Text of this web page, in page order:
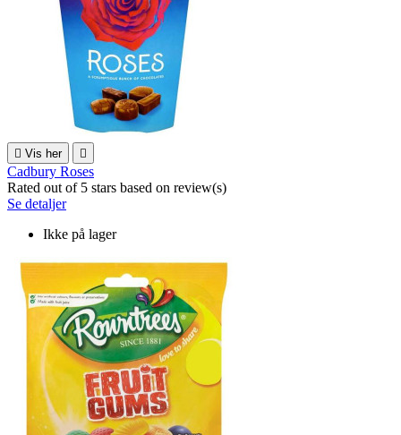
 Vis her 
Cadbury Roses
Rated out of 5 stars based on review(s)
Se detaljer
Ikke på lager